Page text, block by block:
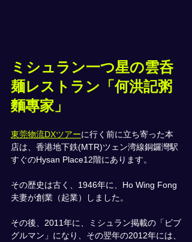
ミシュラン一つ星の雲呑
麺レストラン「何洪記粥
麵專家」
東莞物流DXツアーに行く前に立ち寄った本
店は、香港地下鉄(MTR)ツェン湾線銅鑼灣駅
すぐのHysan Place12階にあります。
その歴史は古く、1946年に、Ho Wing Fong
夫妻が創業（起業）しました。
その後、2011年に、ミシュラン掲載の「ビブ
グルマン」になり、その翌年の2012年には、